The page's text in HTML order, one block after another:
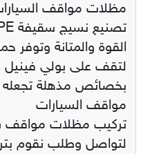
مظلات مواقف
لتقف على بولي فينيل
بخصائص مذهلة تجعله
مواقف السيارات
تركيب مظلات مواقف
لتواصل وطلب نقوم